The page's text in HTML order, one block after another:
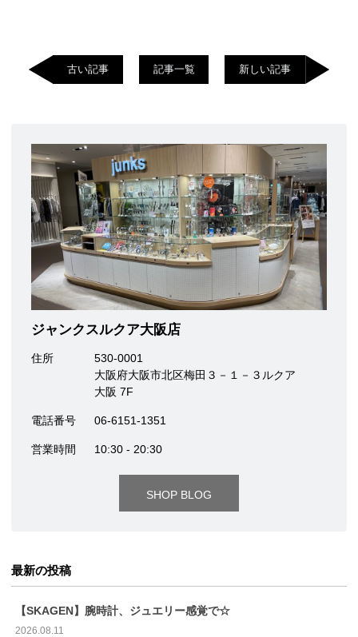
古い記事 記事一覧 新しい記事
ジャンクスルクア大阪店
住所
530-0001
大阪府大阪市北区梅田３－１－３ルクア
大阪 7F
電話番号 06-6151-1351
営業時間 10:30 - 20:30
SHOP BLOG
最新の投稿
【SKAGEN】腕時計、ジュエリー感覚で☆
2026.08.11